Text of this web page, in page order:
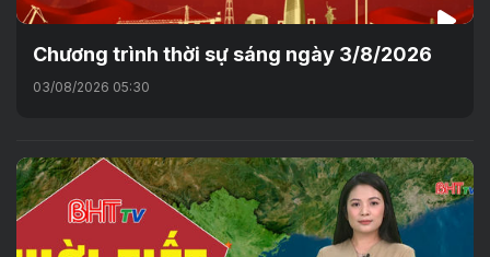
Chương trình thời sự sáng ngày 3/8/2026
03/08/2026 05:30